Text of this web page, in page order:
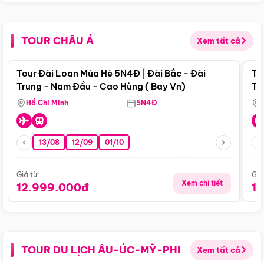
TOUR CHÂU Á Xem tất cả
Điểm nổi bật
Tour Đài Loan Mùa Hè 5N4Đ | Đài Bắc - Đài
Trung - Nam Đầu - Cao Hùng ( Bay Vn)
Hồ Chí Minh 5N4Đ
13/08 12/09 01/10
Giá từ:
12.999.000đ Xem chi tiết
TOUR DU LỊCH ÂU-ÚC-MỸ-PHI Xem tất cả
Điểm nổi bật